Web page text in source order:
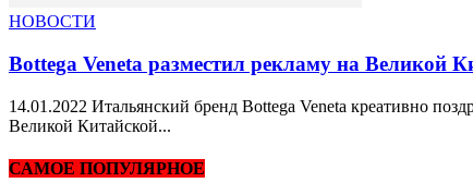
НОВОСТИ
Bottega Veneta разместил рекламу на Великой
14.01.2022 Итальянский бренд Bottega Veneta креативно
Великой Китайской...
САМОЕ ПОПУЛЯРНОЕ